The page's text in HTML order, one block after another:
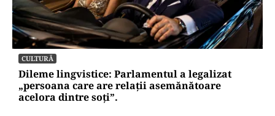
CULTURĂ
Dileme lingvistice: Parlamentul a legalizat
„persoana care are relații asemănătoare
acelora dintre soți”.